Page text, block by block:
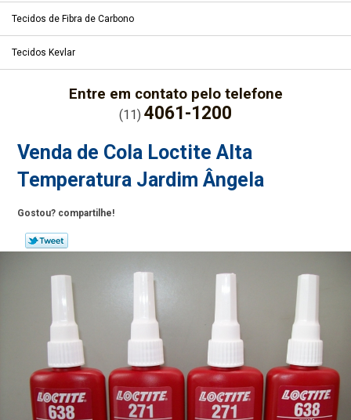
Tecidos de Fibra de Carbono
Tecidos Kevlar
Entre em contato pelo telefone
(11) 4061-1200
Venda de Cola Loctite Alta
Temperatura Jardim Ângela
Gostou? compartilhe!